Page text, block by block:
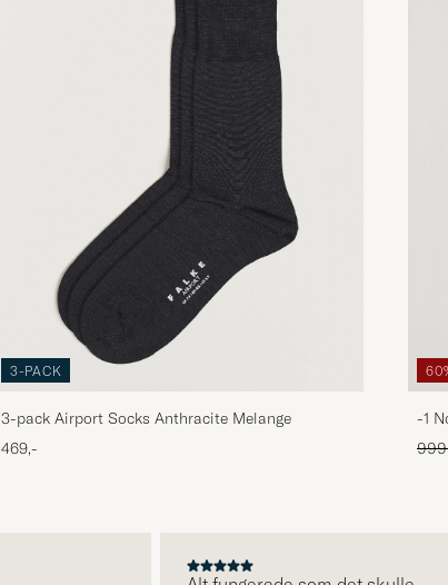
3-PACK
3-pack Airport Socks Anthracite Melange
469,-
-1